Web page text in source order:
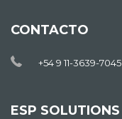
CONTACTO
+54 9 11-3639-7045
ESP SOLUTIONS